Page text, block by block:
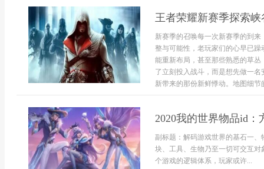
王者荣耀新赛季探索
新赛季的召唤每一次新赛季的到
整与可能性，老玩家们的心早已
能重新布局，甚至那些熟悉的草
了立刻投入战斗，而是想先做一
新带来的那份新鲜悸动。地图细
2020我的世界物品id：
副标题：解码游戏世界的基石一
块、工具、生物乃至一切可交互
个游戏的逻辑体系，玩家或许...